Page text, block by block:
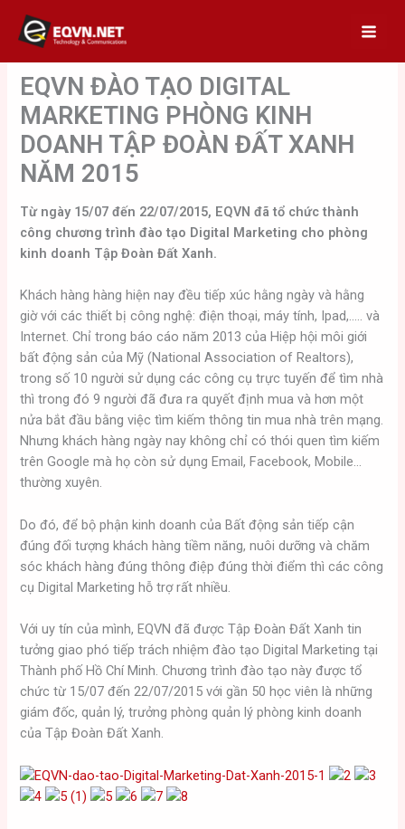
content
EQVN ĐÀO TẠO DIGITAL
MARKETING PHÒNG KINH
DOANH TẬP ĐOÀN ĐẤT XANH
NĂM 2015
Từ ngày 15/07 đến 22/07/2015, EQVN đã tổ chức thành
công chương trình đào tạo Digital Marketing cho phòng
kinh doanh Tập Đoàn Đất Xanh.
Khách hàng hàng hiện nay đều tiếp xúc hằng ngày và hằng
giờ với các thiết bị công nghệ: điện thoại, máy tính, Ipad,….. và
Internet. Chỉ trong báo cáo năm 2013 của Hiệp hội môi giới
bất động sản của Mỹ (National Association of Realtors),
trong số 10 người sử dụng các công cụ trực tuyến để tìm nhà
thì trong đó 9 người đã đưa ra quyết định mua và hơn một
nửa bắt đầu bằng việc tìm kiếm thông tin mua nhà trên mạng.
Nhưng khách hàng ngày nay không chỉ có thói quen tìm kiếm
trên Google mà họ còn sử dụng Email, Facebook, Mobile…
thường xuyên.
Do đó, để bộ phận kinh doanh của Bất động sản tiếp cận
đúng đối tượng khách hàng tiềm năng, nuôi dưỡng và chăm
sóc khách hàng đúng thông điệp đúng thời điểm thì các công
cụ Digital Marketing hỗ trợ rất nhiều.
Với uy tín của mình, EQVN đã được Tập Đoàn Đất Xanh tin
tưởng giao phó tiếp trách nhiệm đào tạo Digital Marketing tại
Thành phố Hồ Chí Minh. Chương trình đào tạo này được tổ
chức từ 15/07 đến 22/07/2015 với gần 50 học viên là những
giám đốc, quản lý, trưởng phòng quản lý phòng kinh doanh
của Tập Đoàn Đất Xanh.